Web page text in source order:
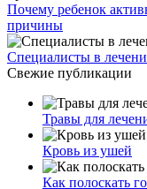
Почему ребенок
причины
Специалисты в
Свежие публикации
Травы для
Кровь из ушей
Как полоскать